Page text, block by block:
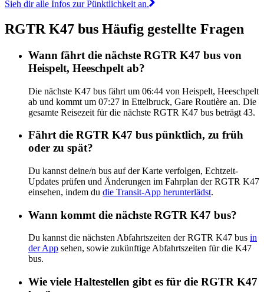
Sieh dir alle Infos zur Pünktlichkeit an.
RGTR K47 bus Häufig gestellte Fragen
Wann fährt die nächste RGTR K47 bus von
Heispelt, Heeschpelt ab?
Die nächste K47 bus fährt um 06:44 von Heispelt, Heeschpelt
ab und kommt um 07:27 in Ettelbruck, Gare Routière an. Die
gesamte Reisezeit für die nächste RGTR K47 bus beträgt 43.
Fährt die RGTR K47 bus pünktlich, zu früh
oder zu spät?
Du kannst deine/n bus auf der Karte verfolgen, Echtzeit-
Updates prüfen und Änderungen im Fahrplan der RGTR K47
einsehen, indem du die Transit-App herunterlädst.
Wann kommt die nächste RGTR K47 bus?
Du kannst die nächsten Abfahrtszeiten der RGTR K47 bus in
der App sehen, sowie zukünftige Abfahrtszeiten für die K47
bus.
Wie viele Haltestellen gibt es für die RGTR K47